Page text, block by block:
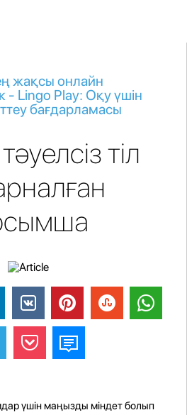
жақсы онлайн
- Lingo Play: Оқу үшін
бағдарламасы
тіл
үшін маңызды міндет болып